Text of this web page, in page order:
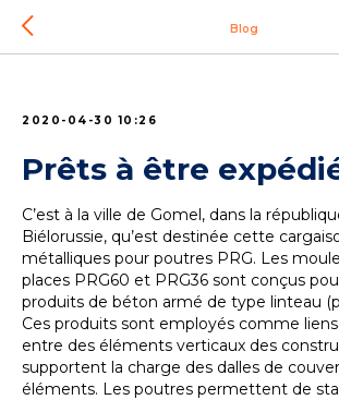
Blog
2020-04-30 10:26
Prêts à être
C’est à la ville de Gomel, dans la
Biélorussie, qu’est destinée cette
métalliques pour poutres PRG. Les
places PRG60 et PRG36 sont conçus
produits de béton armé de type linteau
Ces produits sont employés comme
entre des éléments verticaux des
supportent la charge des dalles de
éléments. Les poutres permettent de